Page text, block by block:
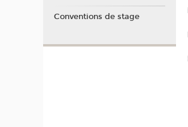
Conventions de stage